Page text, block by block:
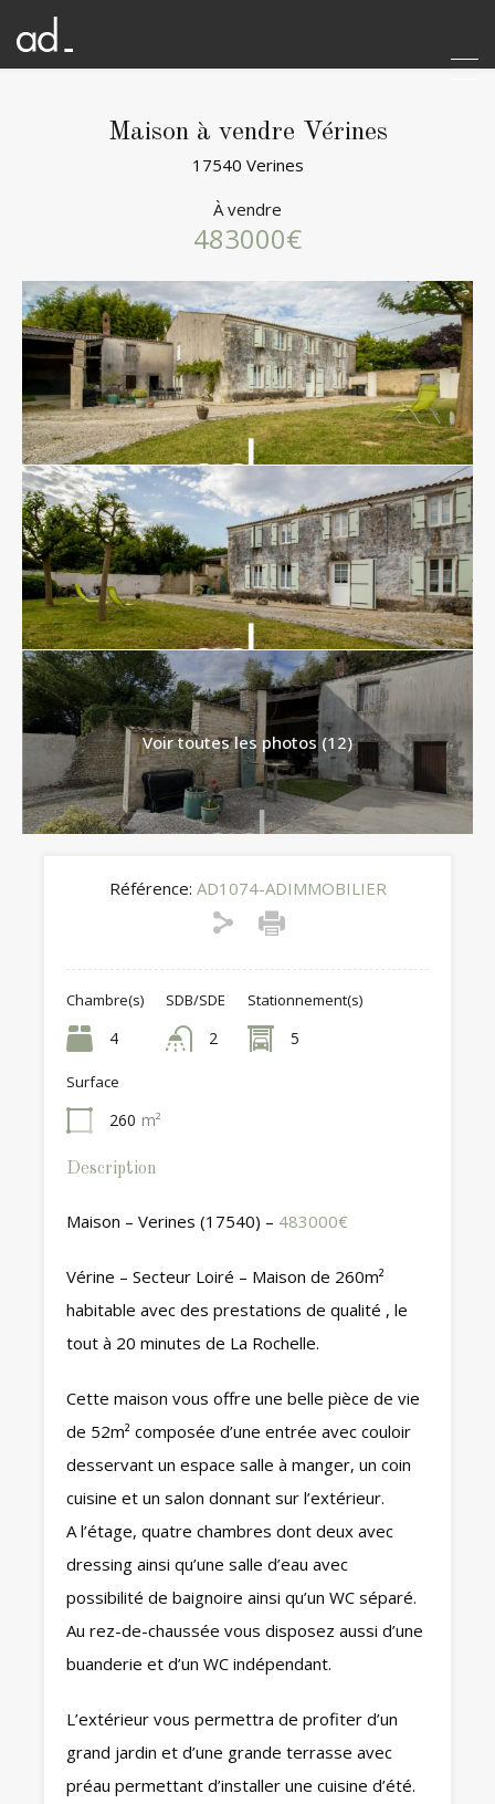
Maison à vendre Vérines
17540 Verines
À vendre
483000€
Voir toutes les photos (12)
Référence: AD1074-ADIMMOBILIER
Chambre(s)
4
SDB/SDE
2
Stationnement(s)
5
Surface
260 m²
Description
Maison – Verines (17540) – 483000€
Vérine – Secteur Loiré – Maison de 260m²
habitable avec des prestations de qualité , le
tout à 20 minutes de La Rochelle.
Cette maison vous offre une belle pièce de vie
de 52m² composée d’une entrée avec couloir
desservant un espace salle à manger, un coin
cuisine et un salon donnant sur l’extérieur.
A l’étage, quatre chambres dont deux avec
dressing ainsi qu’une salle d’eau avec
possibilité de baignoire ainsi qu’un WC séparé.
Au rez-de-chaussée vous disposez aussi d’une
buanderie et d’un WC indépendant.
L’extérieur vous permettra de profiter d’un
grand jardin et d’une grande terrasse avec
préau permettant d’installer une cuisine d’été.